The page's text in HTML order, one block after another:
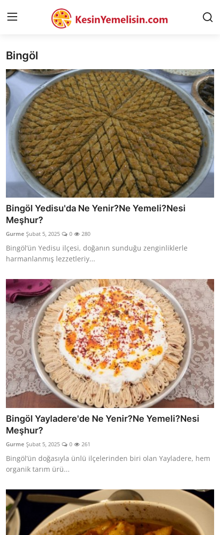
AnaSayfa
Gizlilik Sözleşmesi
Rüya Tabirleri
Diyet & Sağlıklı Beslenme
İletişim
Şehirler
Helal Gıda & Dini Hükümler
Gıda Güvenliği & Bilimi
Kalori & Diyet Rehberi
Mutfak Püf Noktaları & İpuçları
Mekan & Lezzet Rotaları
Temel Gıda ve Ürün Rehberleri
İçecek Kültürü & Barista
Yöresel Tarifler & Ev Yemekleri
Gıda Güvenliği & Sağlık
İçecek Kültürü & Rehberleri
Popüler Kültür & Mutfak Tarihi
Mutfak Temizliği & Pratik Bilgiler
Anne & Bebek Beslenmesi
Mutfak Sırları & Teknikler
Gıda Sözlüğü & Nedir?
Yemek Tarifleri & Menüler
Bingöl
Bingöl Yedisu'da Ne Yenir?Ne Yemeli?Nesi
Meşhur?
Gurme Şubat 5, 2025 0 280
Bingöl’ün Yedisu ilçesi, doğanın sunduğu zenginliklerle
harmanlanmış lezzetleriy...
Bingöl Yayladere'de Ne Yenir?Ne Yemeli?Nesi
Meşhur?
Gurme Şubat 5, 2025 0 261
Bingöl’ün doğasıyla ünlü ilçelerinden biri olan Yayladere, hem
organik tarım ürü...